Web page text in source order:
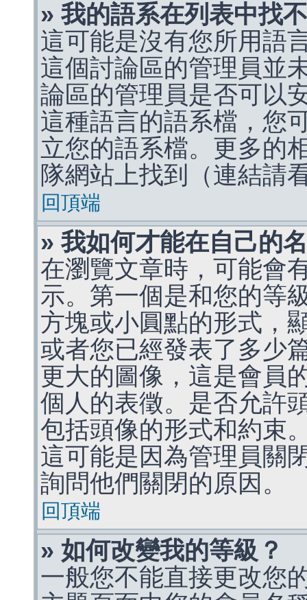
» 我的語系在列表中找
這可能是沒有您所用語
這個討論區的管理員並
論區的管理員是否可以
這種語言的語系檔，您
立您的語系檔。更多的
隊網站上找到（連結請
回頂端
» 我如何才能在自己的
在瀏覽文章時，可能會
示。第一個是和您的等
方塊或小圓點的形式，
或者您已經發表了多少
更大的圖像，這是會員
個人的表徵。是否允許
包括頭像的形式和約束
這可能是因為管理員關
詢問他們關閉的原因。
回頂端
» 如何改變我的等級？
一般您不能直接更改您